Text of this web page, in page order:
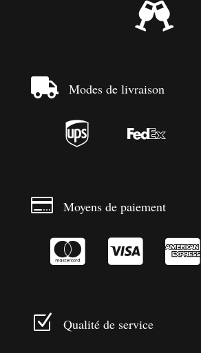

 Modes de livraison
 
 Moyens de paiement
  
Z Qualité de service